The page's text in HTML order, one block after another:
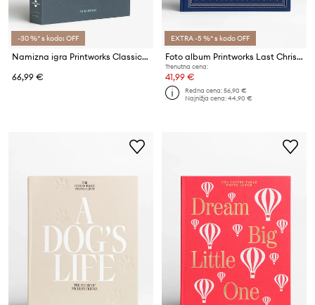
-30 %* s kodo: OFF
Namizna igra Printworks Classic Art of Backgammon
66,99 €
EXTRA -5 %* s kodo OFF
Foto album Printworks Last Christmas
Trenutna cena:
41,99 €
Redna cena:56,90 €
Najnižja cena:44,90 €